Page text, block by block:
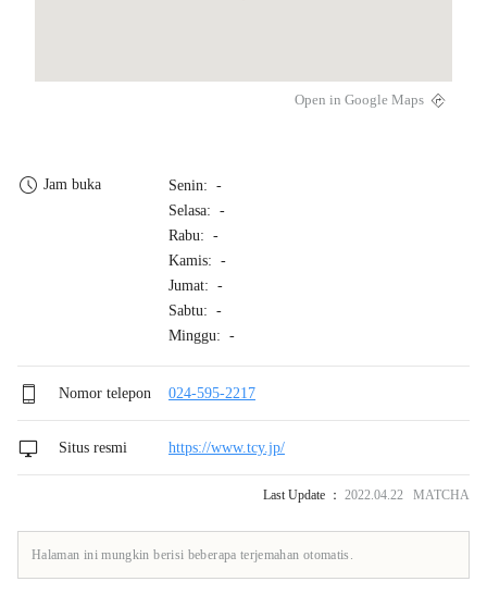
Open in Google Maps
Jam buka
Senin: -
Selasa: -
Rabu: -
Kamis: -
Jumat: -
Sabtu: -
Minggu: -
Nomor telepon 024-595-2217
Situs resmi https://www.tcy.jp/
Last Update ： 2022.04.22 MATCHA
Halaman ini mungkin berisi beberapa terjemahan otomatis.